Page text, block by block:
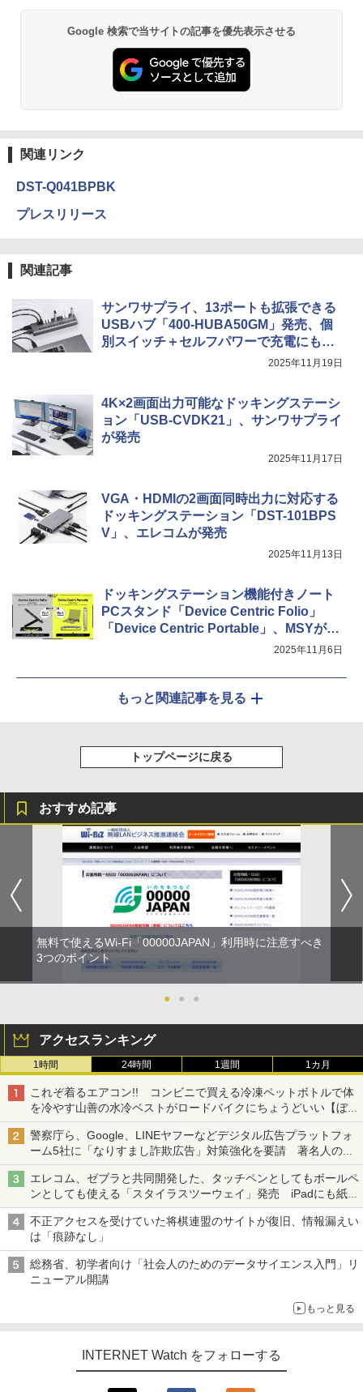
Google 検索で当サイトの記事を優先表示させる
関連リンク
DST-Q041BPBK
プレスリリース
関連記事
サンワサプライ、13ポートも拡張できる
USBハブ「400-HUBA50GM」発売、個
別スイッチ＋セルフパワーで充電にも便
2025年11月19日
4K×2画面出力可能なドッキングステーシ
ョン「USB-CVDK21」、サンワサプライ
が発売
2025年11月17日
VGA・HDMIの2画面同時出力に対応する
ドッキングステーション「DST-101BPS
V」、エレコムが発売
2025年11月13日
ドッキングステーション機能付きノート
PCスタンド「Device Centric Folio」
「Device Centric Portable」、MSYが発
2025年11月6日
もっと関連記事を見る
トップページに戻る
おすすめ記事
無料で使えるWi-Fi「00000JAPAN」利用時に注意すべき
3つのポイント
● ● ●
アクセスランキング
1時間 24時間 1週間 1カ月
これぞ着るエアコン!! コンビニで買える冷凍ペットボトルで体
を冷やす山善の水冷ベストがロードバイクにちょうどいい【ぼっ
ち・ざ・ろーど！その14】【空いた時間でなにしてる？】
警察庁ら、Google、LINEヤフーなどデジタル広告プラットフォ
ーム5社に「なりすまし詐欺広告」対策強化を要請 著名人の写
真や映像を使った投資詐欺などへの対策として
エレコム、ゼブラと共同開発した、タッチペンとしてもボールペ
ンとしても使える「スタイラスツーウェイ」発売 iPadにも紙に
も、持ち替えずに書き込める
不正アクセスを受けていた将棋連盟のサイトが復旧、情報漏えい
は「痕跡なし」
総務省、初学者向け「社会人のためのデータサイエンス入門」リ
ニューアル開講
もっと見る
INTERNET Watch をフォローする